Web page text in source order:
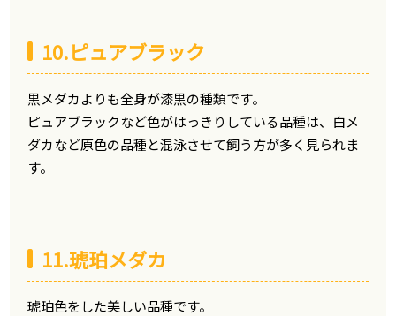
10.ピュアブラック
黒メダカよりも全身が漆黒の種類です。
ピュアブラックなど色がはっきりしている品種は、白メ
ダカなど原色の品種と混泳させて飼う方が多く見られま
す。
11.琥珀メダカ
琥珀色をした美しい品種です。